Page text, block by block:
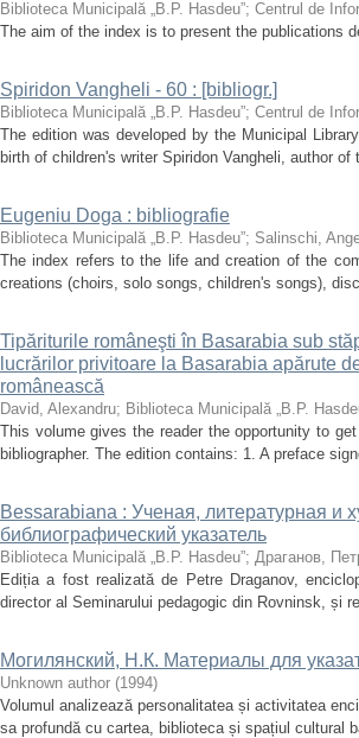
Biblioteca Municipală „B.P. Hasdeu”; Centrul de
The aim of the index is to present the publications
Spiridon Vangheli - 60 : [bibliogr.]
Biblioteca Municipală „B.P. Hasdeu”; Centrul de
The edition was developed by the Municipal
birth of children's writer Spiridon Vangheli, author
Eugeniu Doga : bibliografie
Biblioteca Municipală „B.P. Hasdeu”; Salinschi,
The index refers to the life and creation of the
creations (choirs, solo songs, children's songs),
Tipăriturile româneşti în Basarabia sub
lucrărilor privitoare la Basarabia apărute
românească
David, Alexandru; Biblioteca Municipală „B.P.
This volume gives the reader the opportunity to
bibliographer. The edition contains: 1. A preface
Bessarabiana : Ученая, литературная
библиографический указатель
Biblioteca Municipală „B.P. Hasdeu”; Драганов,
Ediția a fost realizată de Petre Draganov,
director al Seminarului pedagogic din Rovninsk, și
Могилянский, Н.К. Материалы для
Unknown author (1994)
Volumul analizează personalitatea și activitatea
sa profundă cu cartea, biblioteca și spațiul cultural